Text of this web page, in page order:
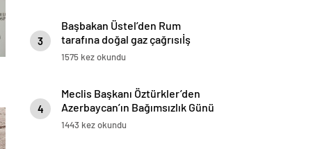
3
Başbakan Üstel’den Rum
tarafına doğal gaz çağrısıİş
birliğine hazırız
1575 kez okundu
4
Meclis Başkanı Öztürkler’den
Azerbaycan’ın Bağımsızlık Günü
Mesajı“Bir Millet, Üç Devlet”
1443 kez okundu